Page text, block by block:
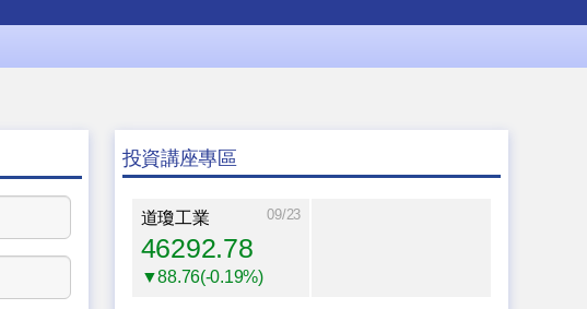
投資講座專區
道瓊工業 09/23
46292.78
▼88.76(-0.19%)